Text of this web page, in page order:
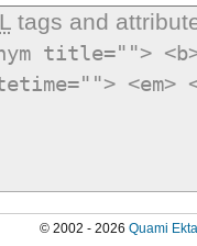
tags and
title="">
© 2002 - 2026 Quami